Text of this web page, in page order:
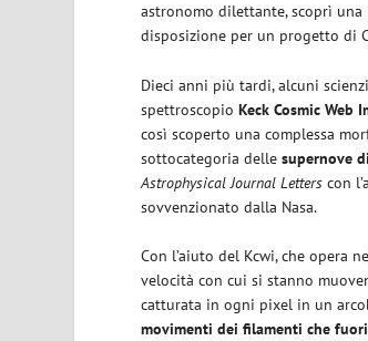
astronomo dilettante, scoprì
disposizione per un progetto di
Dieci anni più tardi, alcuni
spettroscopioKeck Cosmic Web
così scoperto una complessa
sottocategoria dellesupernove
Astrophysical Journal Letters con
sovvenzionato dalla Nasa.
Con l’aiuto del Kcwi, che
velocità con cui si stanno
catturata in ogni pixel in un
movimenti dei filamenti che